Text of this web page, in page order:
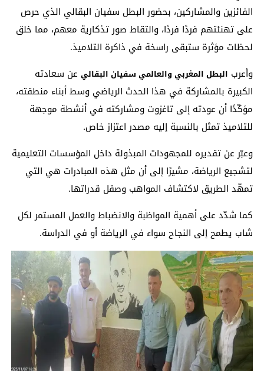
الفائزين والمشاركين، بحضور البطل سفيان البقالي الذي حرص
على تهنئتهم فردًا فردًا، والتقاط صور تذكارية معهم، مما خلق
لحظات مؤثرة ستبقى راسخة في ذاكرة التلاميذ.
وأعرب البطل المغربي والعالمي سفيان البقاليعن سعادته
الكبيرة بالمشاركة في هذا الحدث الرياضي وسط أبناء منطقته،
مؤكّدًا أن عودته إلى تاغزوت ومشاركته في أنشطة موجهة
للتلاميذ تمثل بالنسبة إليه مصدر اعتزاز خاص.
وعبّر عن تقديره للمجهودات المبذولة داخل المؤسسات التعليمية
لتشجيع الرياضة، مشيرًا إلى أن مثل هذه المبادرات هي التي
تمهّد الطريق لاكتشاف المواهب وصقل قدراتها.
كما شدّد على أهمية المواظبة والانضباط والعمل المستمر لكل
شاب يطمح إلى النجاح سواء في الرياضة أو في الدراسة.